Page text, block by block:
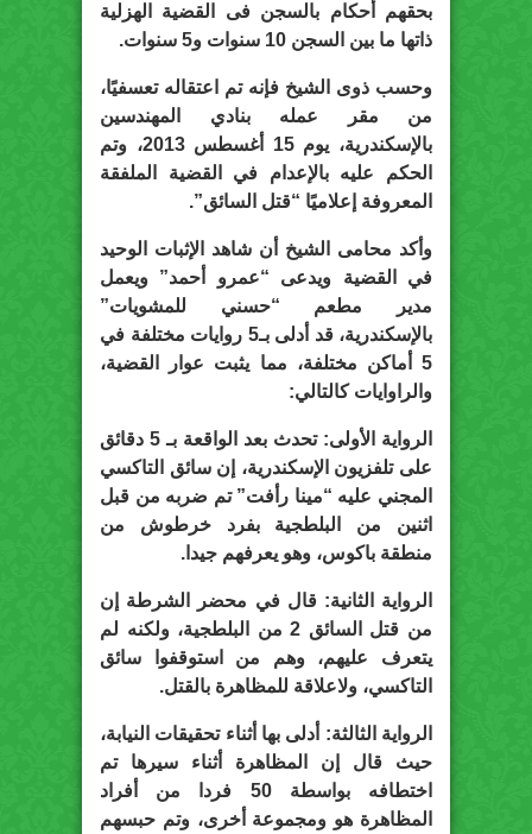
بحقهم أحكام بالسجن فى القضية الهزلية
ذاتها ما بين السجن 10 سنوات و5 سنوات.
وحسب ذوى الشيخ فإنه تم اعتقاله تعسفيًا،
من مقر عمله بنادي المهندسين
بالإسكندرية، يوم 15 أغسطس 2013، وتم
الحكم عليه بالإعدام في القضية الملفقة
المعروفة إعلاميًا “قتل السائق”.
وأكد محامى الشيخ أن شاهد الإثبات الوحيد
في القضية ويدعى “عمرو أحمد” ويعمل
مدير مطعم “حسني للمشويات”
بالإسكندرية، قد أدلى بـ5 روايات مختلفة في
5 أماكن مختلفة، مما يثبت عوار القضية،
والراوايات كالتالي:
الرواية الأولى: تحدث بعد الواقعة بـ 5 دقائق
على تلفزيون الإسكندرية، إن سائق التاكسي
المجني عليه “مينا رأفت” تم ضربه من قبل
اثنين من البلطجية بفرد خرطوش من
منطقة باكوس، وهو يعرفهم جيدا.
الرواية الثانية: قال في محضر الشرطة إن
من قتل السائق 2 من البلطجية، ولكنه لم
يتعرف عليهم، وهم من استوقفوا سائق
التاكسي، ولاعلاقة للمظاهرة بالقتل.
الرواية الثالثة: أدلى بها أثناء تحقيقات النيابة،
حيث قال إن المظاهرة أثناء سيرها تم
اختطافه بواسطة 50 فردا من أفراد
المظاهرة هو ومجموعة أخرى، وتم حبسهم